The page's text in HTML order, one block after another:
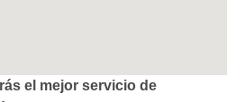
el mejor servicio de